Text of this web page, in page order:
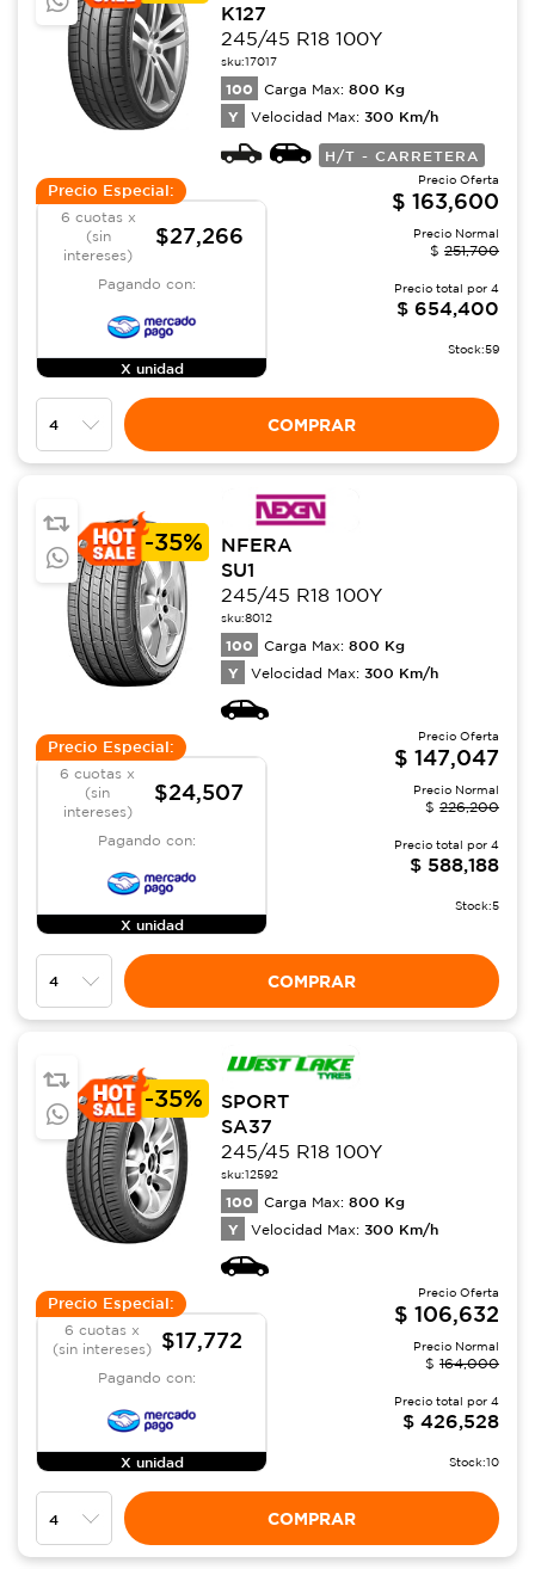
K127
245/45 R18 100Y
sku:17017
100 Carga Max: 800 Kg
Y Velocidad Max: 300 Km/h
H/T - CARRETERA
Precio Especial:
6 cuotas x
(sin
intereses)
$27,266
Pagando con:
X unidad
Precio Oferta
$ 163,600
Precio Normal
$ 251,700
Precio total por 4
$ 654,400
Stock:59
COMPRAR
-35%
NFERA
SU1
245/45 R18 100Y
sku:8012
100 Carga Max: 800 Kg
Y Velocidad Max: 300 Km/h
Precio Especial:
6 cuotas x
(sin
intereses)
$24,507
Pagando con:
X unidad
Precio Oferta
$ 147,047
Precio Normal
$ 226,200
Precio total por 4
$ 588,188
Stock:5
COMPRAR
-35%
SPORT
SA37
245/45 R18 100Y
sku:12592
100 Carga Max: 800 Kg
Y Velocidad Max: 300 Km/h
Precio Especial:
6 cuotas x
(sin intereses)
$17,772
Pagando con:
X unidad
Precio Oferta
$ 106,632
Precio Normal
$ 164,000
Precio total por 4
$ 426,528
Stock:10
COMPRAR